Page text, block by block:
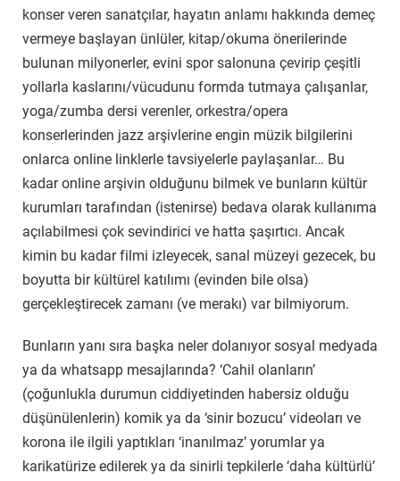
konser veren sanatçılar, hayatın anlamı hakkında demeç
vermeye başlayan ünlüler, kitap/okuma önerilerinde
bulunan milyonerler, evini spor salonuna çevirip çeşitli
yollarla kaslarını/vücudunu formda tutmaya çalışanlar,
yoga/zumba dersi verenler, orkestra/opera
konserlerinden jazz arşivlerine engin müzik bilgilerini
onlarca online linklerle tavsiyelerle paylaşanlar… Bu
kadar online arşivin olduğunu bilmek ve bunların kültür
kurumları tarafından (istenirse) bedava olarak kullanıma
açılabilmesi çok sevindirici ve hatta şaşırtıcı. Ancak
kimin bu kadar filmi izleyecek, sanal müzeyi gezecek, bu
boyutta bir kültürel katılımı (evinden bile olsa)
gerçekleştirecek zamanı (ve merakı) var bilmiyorum.
Bunların yanı sıra başka neler dolanıyor sosyal medyada
ya da whatsapp mesajlarında? ‘Cahil olanların’
(çoğunlukla durumun ciddiyetinden habersiz olduğu
düşünülenlerin) komik ya da ‘sinir bozucu’ videoları ve
korona ile ilgili yaptıkları ‘inanılmaz’ yorumlar ya
karikatürize edilerek ya da sinirli tepkilerle ‘daha kültürlü’